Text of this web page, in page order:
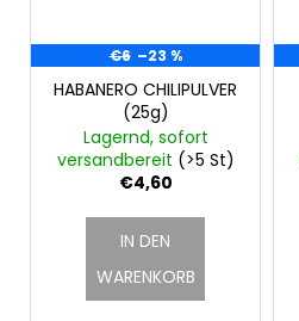
€6 –23 %
HABANERO CHILIPULVER
(25g)
Lagernd, sofort
versandbereit (>5 St)
€4,60
IN DEN
WARENKORB